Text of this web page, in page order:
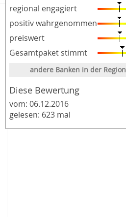
regional engagiert
positiv wahrgenommen
preiswert
Gesamtpaket stimmt
andere Banken in der Region
Diese Bewertung
vom: 06.12.2016
gelesen: 623 mal